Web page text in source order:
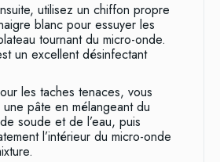
utilisez un chiffon propre
blanc pour essuyer les
tournant du micro-onde.
un excellent désinfectant
les taches tenaces, vous
pâte en mélangeant du
soude et de l’eau, puis
l’intérieur du micro-onde